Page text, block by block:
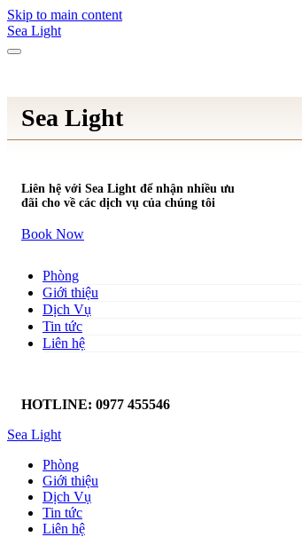
Skip to main content
Sea Light
Sea Light
Liên hệ với Sea Light để nhận nhiều ưu
đãi cho về các dịch vụ của chúng tôi
Book Now
Phòng
Giới thiệu
Dịch Vụ
Tin tức
Liên hệ
HOTLINE: 0977 455546
Sea Light
Phòng
Giới thiệu
Dịch Vụ
Tin tức
Liên hệ